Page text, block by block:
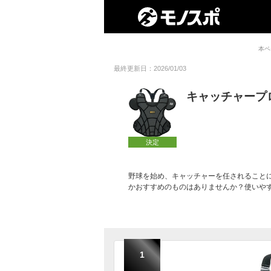
本
最終更新日：2026/01/03
決定
キャッチャー
野球を始め、キャッチャーを任されること
かおすすめのものはありませんか？使いや
1